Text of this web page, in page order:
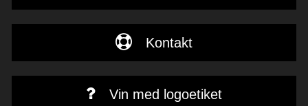
Kontakt
Vin med logoetiket